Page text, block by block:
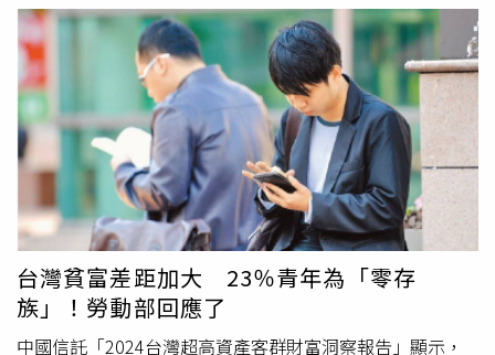
式報告，強調絕對不會迴避，未來會確保就安基金的使用合
規且合乎社會觀感，尤其避免過度宣傳跟鋪張。
就違法剝奪實質討論等，諸多違反《立法院職權行使法》、
《立法院議事規則》的缺失，故審查結果應該無效，議事錄
也應不予確定。郭國文指出，根據財委會慣例，都是等會議
尾聲才處理提案，因此召委賴惠員指示行政院副秘書長李國
興先上台針對中央政府軍公教調薪、災害預備金與第二預備
金等預算進行報告，一切皆符合法定程序與慣例。然而，國
民黨立委不斷阻止官員上台，且藍委賴士葆一開始先阻擋保
護官員的郭國文，後續更直接把目標放到李國興身上，對他
動粗並拉離備詢台。郭國文質疑，明明朝野就有審預算的共
識，為什麼國民黨連災害預備金都要阻擋？難道人民的救命
錢對藍營如此不重要，審不審都沒關係嗎？郭國文更痛批，
國民黨一手拿著「我要開會」的手牌，另一手竟然阻擋官員
報告，不讓議事進行，同個時刻可以言行不一，實在格外諷
台灣貧富差距加大 23％青年為「零存
族」！勞動部回應了
中國信託「2024台灣超高資產客群財富洞察報告」顯示，